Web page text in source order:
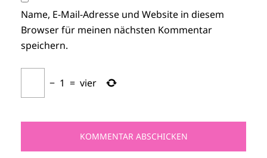
Name, E-Mail-Adresse und Website in diesem
Browser für meinen nächsten Kommentar
speichern.
− 1 = vier